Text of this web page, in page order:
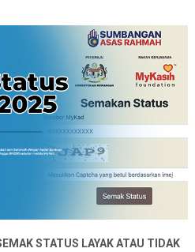
STATUS LAYAK ATAU TIDAK